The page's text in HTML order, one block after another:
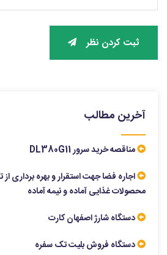
ثبت کردن نظر
آخرین مطالب
مناقصه خرید سرور DL380G11
محصولات غذایی آماده و نیمه آماده
دستگاه شارژ اصفهان کارت
دستگاه فروش بلیت تک سفره